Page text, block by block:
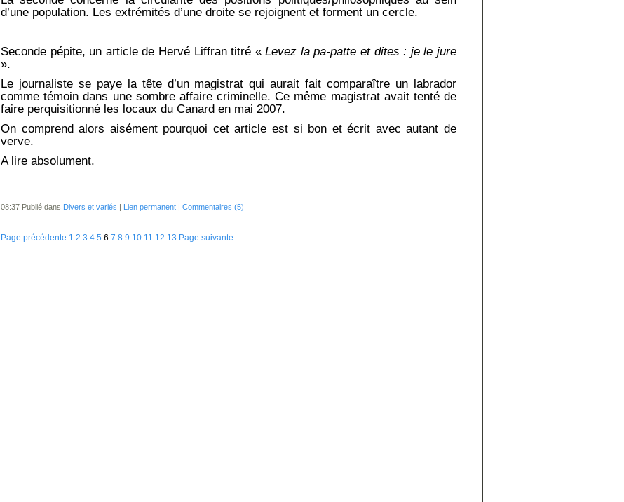
d’une population. Les extrémités d’une droite se rejoignent et forment un cercle.
Seconde pépite, un article de Hervé Liffran titré «Levez la pa-patte et dites : je le jure
».
Le journaliste se paye la tête d’un magistrat qui aurait fait comparaître un labrador
comme témoin dans une sombre affaire criminelle. Ce même magistrat avait tenté de
faire perquisitionné les locaux du Canard en mai 2007.
On comprend alors aisément pourquoi cet article est si bon et écrit avec autant de
verve.
A lire absolument.
08:37 Publié dans Divers et variés | Lien permanent | Commentaires (5)
Page précédente 1 2 3 4 5 6 7 8 9 10 11 12 13 Page suivante